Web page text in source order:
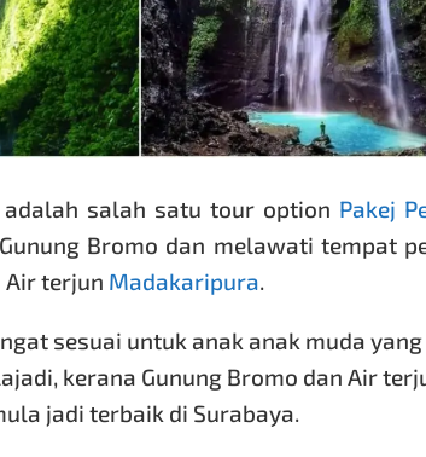
salah satu tour option Pakej
Bromo dan melawati tempat
Air terjun Madakaripura.
sesuai untuk anak anak muda
kerana Gunung Bromo dan Air
jadi terbaik di Surabaya.